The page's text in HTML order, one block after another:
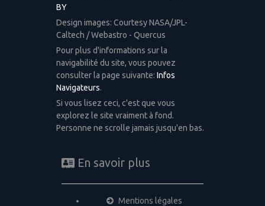
BY
Design images: Courtesy NASA/JPL-
Caltech / Webastro - Quercus
Pour plus d'informations sur la
navigabilité du site, vous pouvez
consulter la page suivante: Infos
Navigateurs.
Si vous lisez ceci, c'est que vous
explorez le site vraiment à fond.
Personne ne scrolle jamais jusqu'en bas.
En savoir plus
Mentions légales